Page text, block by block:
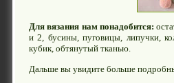
Для вязания нам понадобится:
и 2, бусины, пуговицы, липучки,
кубик, обтянутый тканью.
Дальше вы увидите больше